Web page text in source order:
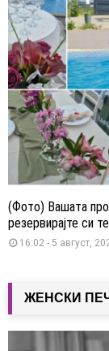
(Фото) Вашата
резервирајте си
16:02 - 5 август,
ЖЕНСКИ